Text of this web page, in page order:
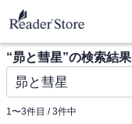
“昴と彗星”の検索結果
1〜3件目 / 3件中